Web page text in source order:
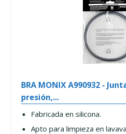
BRA MONIX A990932 -
presión,...
Fabricada en silicona.
Apto para limpieza en